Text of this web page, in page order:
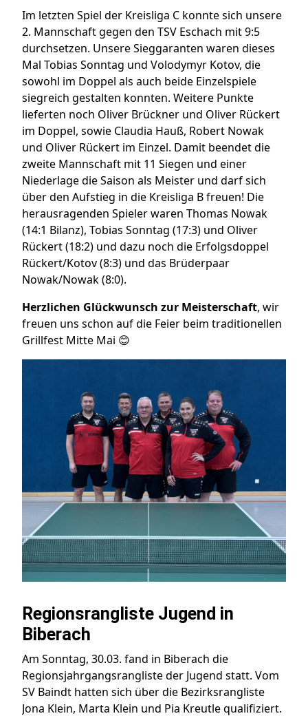
Im letzten Spiel der Kreisliga C konnte sich unsere
2. Mannschaft gegen den TSV Eschach mit 9:5
durchsetzen. Unsere Sieggaranten waren dieses
Mal Tobias Sonntag und Volodymyr Kotov, die
sowohl im Doppel als auch beide Einzelspiele
siegreich gestalten konnten. Weitere Punkte
lieferten noch Oliver Brückner und Oliver Rückert
im Doppel, sowie Claudia Hauß, Robert Nowak
und Oliver Rückert im Einzel. Damit beendet die
zweite Mannschaft mit 11 Siegen und einer
Niederlage die Saison als Meister und darf sich
über den Aufstieg in die Kreisliga B freuen! Die
herausragenden Spieler waren Thomas Nowak
(14:1 Bilanz), Tobias Sonntag (17:3) und Oliver
Rückert (18:2) und dazu noch die Erfolgsdoppel
Rückert/Kotov (8:3) und das Brüderpaar
Nowak/Nowak (8:0).
Herzlichen Glückwunsch zur Meisterschaft, wir
freuen uns schon auf die Feier beim traditionellen
Grillfest Mitte Mai 😊
Regionsrangliste Jugend in
Biberach
Am Sonntag, 30.03. fand in Biberach die
Regionsjahrgangsrangliste der Jugend statt. Vom
SV Baindt hatten sich über die Bezirksrangliste
Jona Klein, Marta Klein und Pia Kreutle qualifiziert.